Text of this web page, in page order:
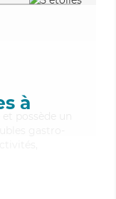
à
possède un
gastro-